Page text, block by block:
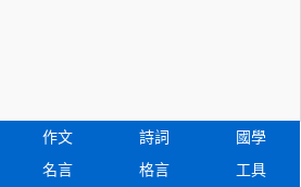
作文 詩詞
國學
名言 格言 工具